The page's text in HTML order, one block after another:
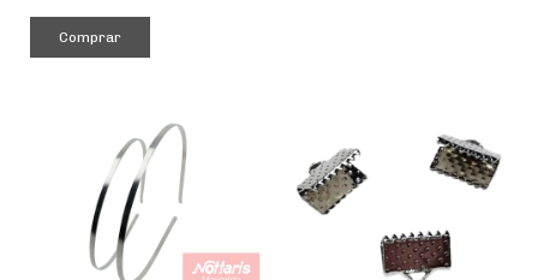
Comprar